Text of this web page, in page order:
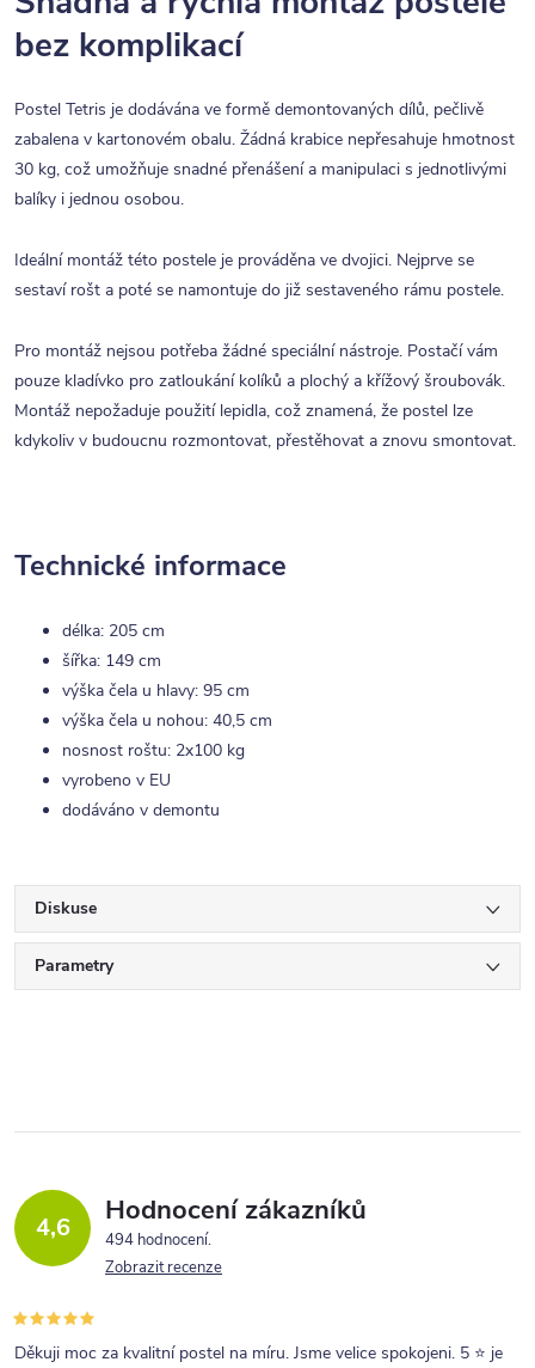
bez komplikací
Postel Tetris je dodávána ve formě demontovaných dílů, pečlivě
zabalena v kartonovém obalu. Žádná krabice nepřesahuje hmotnost
30 kg, což umožňuje snadné přenášení a manipulaci s jednotlivými
balíky i jednou osobou.
Ideální montáž této postele je prováděna ve dvojici. Nejprve se
sestaví rošt a poté se namontuje do již sestaveného rámu postele.
Pro montáž nejsou potřeba žádné speciální nástroje. Postačí vám
pouze kladívko pro zatloukání kolíků a plochý a křížový šroubovák.
Montáž nepožaduje použití lepidla, což znamená, že postel lze
kdykoliv v budoucnu rozmontovat, přestěhovat a znovu smontovat.
Technické informace
délka: 205 cm
šířka: 149 cm
výška čela u hlavy: 95 cm
výška čela u nohou: 40,5 cm
nosnost roštu: 2x100 kg
vyrobeno v EU
dodáváno v demontu
Diskuse
Parametry
4,6 Hodnocení zákazníků
494 hodnocení
Zobrazit recenze
Děkuji moc za kvalitní postel na míru. Jsme velice spokojeni. 5 ⭐ je